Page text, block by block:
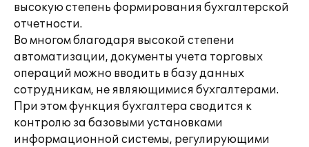
высокую степень формирования бухгалтерской
отчетности.
Во многом благодаря высокой степени
автоматизации, документы учета торговых
операций можно вводить в базу данных
сотрудникам, не являющимися бухгалтерами.
При этом функция бухгалтера сводится к
контролю за базовыми установками
информационной системы, регулирующими